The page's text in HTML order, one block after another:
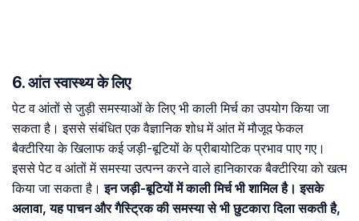
6. आंत स्वास्थ्य के लिए
पेट व आंतों से जुड़ी समस्याओं के लिए भी काली मिर्च का उपयोग किया जा
सकता है। इससे संबंधित एक वैज्ञानिक शोध में आंत में मौजूद फेकल
बैक्टीरिया के खिलाफ कई जड़ी-बूटियों के प्रीबायोटिक प्रभाव पाए गए।
इससे पेट व आंतों में समस्या उत्पन्न करने वाले हानिकारक बैक्टीरिया को खत्म
किया जा सकता है।इन जड़ी-बूटियों में काली मिर्च भी शामिल है। इसके
अलावा, यह पाचन और गैस्ट्रिक की समस्या से भी छुटकारा दिला सकती है,